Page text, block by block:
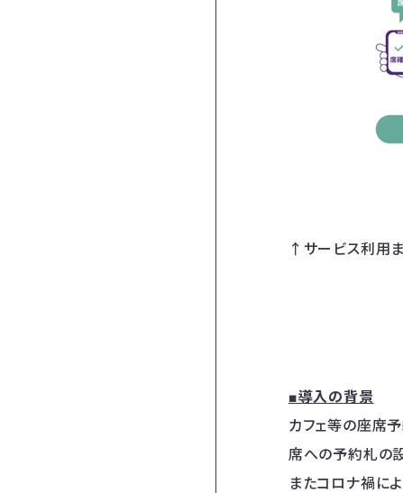
↑サービス利用
■導入の背景
カフェ等の座席
席への予約札の
またコロナ禍に